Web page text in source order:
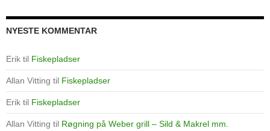
NYESTE KOMMENTAR
Erik til Fiskepladser
Allan Vitting til Fiskepladser
Erik til Fiskepladser
Allan Vitting til Røgning på Weber grill – Sild & Makrel mm.